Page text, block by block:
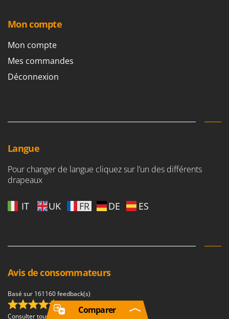
Mon compte
Mon compte
Mes commandes
Déconnexion
Langue
Pour changer de langue cliquez sur l’un des différents
drapeaux
IT UK FR DE ES
Avis de consommateurs
Basé sur 161160 feedback(s)
(4,68/5.00)
Consulter tous les avis
Comparer